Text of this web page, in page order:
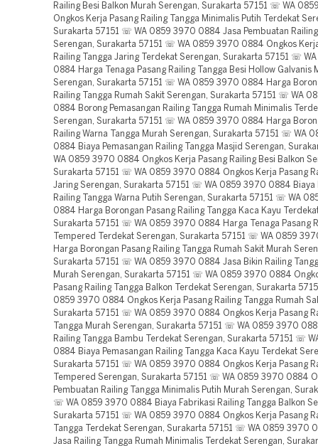
Railing Besi Balkon Murah Serengan, Surakarta 57151 ☏ WA
Ongkos Kerja Pasang Railing Tangga Minimalis Putih Terdekat
Surakarta 57151 ☏ WA 0859 3970 0884 Jasa Pembuatan Railing
Serengan, Surakarta 57151 ☏ WA 0859 3970 0884 Ongkos
Railing Tangga Jaring Terdekat Serengan, Surakarta 57151 ☏
0884 Harga Tenaga Pasang Railing Tangga Besi Hollow Galvanis
Serengan, Surakarta 57151 ☏ WA 0859 3970 0884 Harga
Railing Tangga Rumah Sakit Serengan, Surakarta 57151 ☏ WA
0884 Borong Pemasangan Railing Tangga Rumah Minimalis
Serengan, Surakarta 57151 ☏ WA 0859 3970 0884 Harga
Railing Warna Tangga Murah Serengan, Surakarta 57151 ☏ WA
0884 Biaya Pemasangan Railing Tangga Masjid Serengan,
WA 0859 3970 0884 Ongkos Kerja Pasang Railing Besi Balkon
Surakarta 57151 ☏ WA 0859 3970 0884 Ongkos Kerja Pasang
Jaring Serengan, Surakarta 57151 ☏ WA 0859 3970 0884 Biaya
Railing Tangga Warna Putih Serengan, Surakarta 57151 ☏ WA
0884 Harga Borongan Pasang Railing Tangga Kaca Kayu
Surakarta 57151 ☏ WA 0859 3970 0884 Harga Tenaga Pasang
Tempered Terdekat Serengan, Surakarta 57151 ☏ WA 0859
Harga Borongan Pasang Railing Tangga Rumah Sakit Murah
Surakarta 57151 ☏ WA 0859 3970 0884 Jasa Bikin Railing
Murah Serengan, Surakarta 57151 ☏ WA 0859 3970 0884
Pasang Railing Tangga Balkon Terdekat Serengan, Surakarta
0859 3970 0884 Ongkos Kerja Pasang Railing Tangga Rumah
Surakarta 57151 ☏ WA 0859 3970 0884 Ongkos Kerja Pasang
Tangga Murah Serengan, Surakarta 57151 ☏ WA 0859 3970
Railing Tangga Bambu Terdekat Serengan, Surakarta 57151 ☏
0884 Biaya Pemasangan Railing Tangga Kaca Kayu Terdekat
Surakarta 57151 ☏ WA 0859 3970 0884 Ongkos Kerja Pasang
Tempered Serengan, Surakarta 57151 ☏ WA 0859 3970 0884
Pembuatan Railing Tangga Minimalis Putih Murah Serengan,
☏ WA 0859 3970 0884 Biaya Fabrikasi Railing Tangga Balkon
Surakarta 57151 ☏ WA 0859 3970 0884 Ongkos Kerja Pasang
Tangga Terdekat Serengan, Surakarta 57151 ☏ WA 0859 3970
Jasa Railing Tangga Rumah Minimalis Terdekat Serengan,